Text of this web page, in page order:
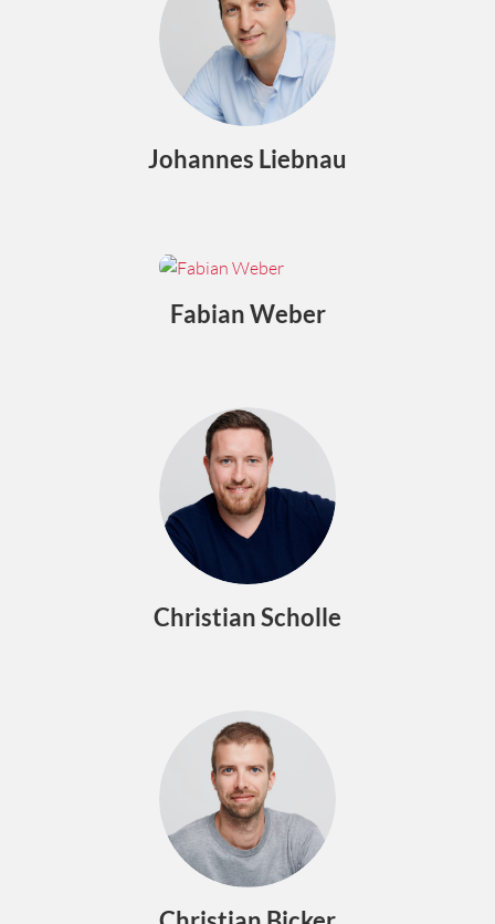
Johannes Liebnau
Fabian Weber
Christian Scholle